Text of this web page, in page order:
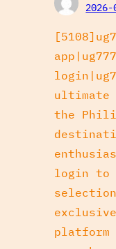
ultimate
the
login to